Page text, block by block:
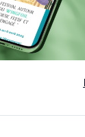
pour compétition